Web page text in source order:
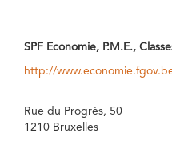
SPF Economie, P.M.E.,
http://
Rue du Progrès, 50
1210 Bruxelles